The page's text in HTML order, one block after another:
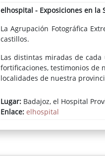
elhospital - Exposiciones en la
La Agrupación Fotográfica
castillos.
Las distintas miradas de
fortificaciones, testimonios de
localidades de nuestra
Lugar:Badajoz, el Hospital
Enlace: elhospital